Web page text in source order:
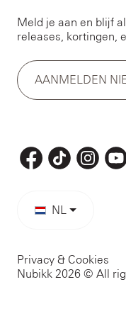
Meld je aan en blijf
releases, kortingen,
AANMELDEN
NL
Privacy & Cookies
Nubikk 2026 © All